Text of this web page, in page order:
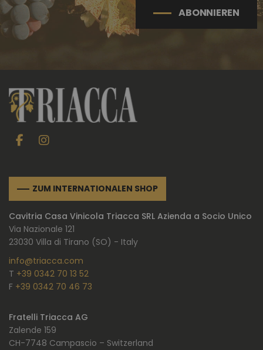
ABONNIEREN
ZUM INTERNATIONALEN SHOP
Cavitria Casa Vinicola Triacca SRL Azienda a Socio Unico
Via Nazionale 121
23030 Villa di Tirano (SO) - Italy
info@triacca.com
T +39 0342 70 13 52
F +39 0342 70 46 73
Fratelli Triacca AG
Zalende 159
CH-7748 Campascio – Switzerland